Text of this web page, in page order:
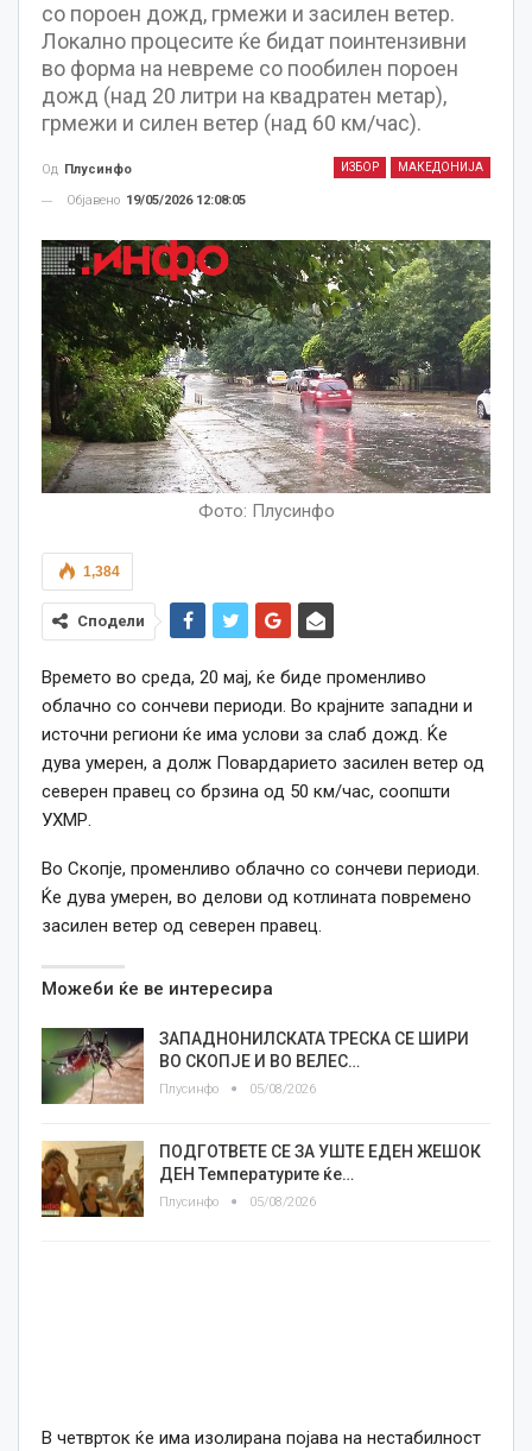
со пороен дожд, грмежи и засилен ветер.
Локално процесите ќе бидат поинтензивни
во форма на невреме со пообилен пороен
дожд (над 20 литри на квадратен метар),
грмежи и силен ветер (над 60 км/час).
ИЗБОР МАКЕДОНИЈА
Од Плусинфо
Објавено 19/05/2026 12:08:05
Фото: Плусинфо
1,384
Сподели
Времето во среда, 20 мај, ќе биде променливо
облачно со сончеви периоди. Во крајните западни и
источни региони ќе има услови за слаб дожд. Ќе
дува умерен, а долж Повардарието засилен ветер од
северен правец со брзина од 50 км/час, соопшти
УХМР.
Во Скопје, променливо облачно со сончеви периоди.
Ќе дува умерен, во делови од котлината повремено
засилен ветер од северен правец.
Можеби ќе ве интересира
ЗАПАДНОНИЛСКАТА ТРЕСКА СЕ ШИРИ
ВО СКОПЈЕ И ВО ВЕЛЕС…
Плусинфо 05/08/2026
ПОДГОТВЕТЕ СЕ ЗА УШТЕ ЕДЕН ЖЕШОК
ДЕН Температурите ќе…
Плусинфо 05/08/2026
В четврток ќе има изолирана појава на нестабилност